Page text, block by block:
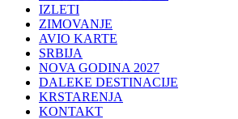
IZLETI
ZIMOVANJE
AVIO KARTE
SRBIJA
NOVA GODINA 2027
DALEKE DESTINACIJE
KRSTARENJA
KONTAKT